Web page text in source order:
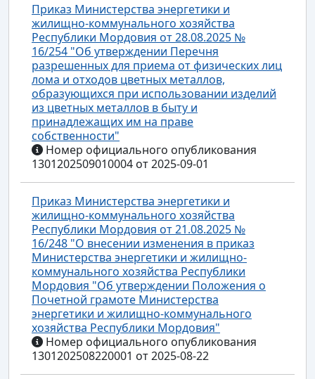
Приказ Министерства энергетики и
жилищно-коммунального хозяйства
Республики Мордовия от 28.08.2025 №
16/254 "Об утверждении Перечня
разрешенных для приема от физических лиц
лома и отходов цветных металлов,
образующихся при использовании изделий
из цветных металлов в быту и
принадлежащих им на праве
собственности"
Номер официального опубликования
1301202509010004 от 2025-09-01
Приказ Министерства энергетики и
жилищно-коммунального хозяйства
Республики Мордовия от 21.08.2025 №
16/248 "О внесении изменения в приказ
Министерства энергетики и жилищно-
коммунального хозяйства Республики
Мордовия "Об утверждении Положения о
Почетной грамоте Министерства
энергетики и жилищно-коммунального
хозяйства Республики Мордовия"
Номер официального опубликования
1301202508220001 от 2025-08-22